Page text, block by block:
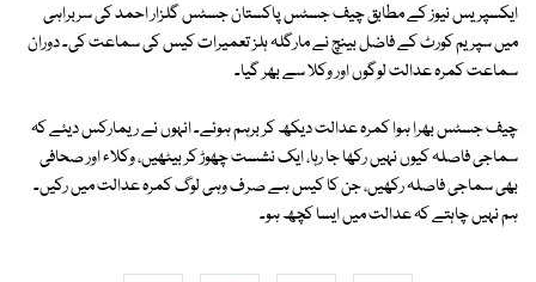
ایکسپریس نیوز کے مطابق چیف جسٹس پاکستان جسٹس گلزار احمد کی سربراہی
میں سپریم کورٹ کے فاضل بینچ نے مارگلہ ہلز تعمیرات کیس کی سماعت کی۔ دوران
سماعت کمرہ عدالت لوگوں اور وکلا سے بھر گیا۔
چیف جسٹس بھرا ہوا کمرہ عدالت دیکھ کر برہم ہوئے۔ انہوں نے ریمارکس دیئے کہ
سماجی فاصلہ کیوں نہیں رکھا جا رہا، ایک نشست چھوڑ کر بیٹھیں، وکلاء اور صحافی
بھی سماجی فاصلہ رکھیں، جن کا کیس ہے صرف وہی لوگ کمرہ عدالت میں رکیں۔
ہم نہیں چاہتے کہ عدالت میں ایسا کچھ ہو۔